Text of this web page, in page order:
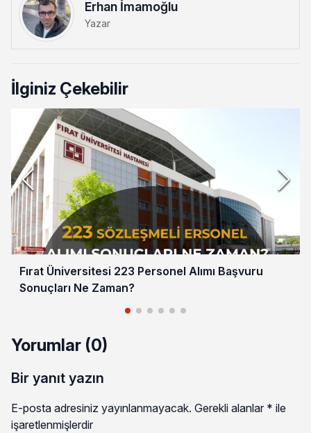
Erhan İmamoğlu
Yazar
İlginiz Çekebilir
Fırat Üniversitesi 223 Personel Alımı Başvuru
Sonuçları Ne Zaman?
Yorumlar (0)
Bir yanıt yazın
E-posta adresiniz yayınlanmayacak. Gerekli alanlar * ile
işaretlenmişlerdir